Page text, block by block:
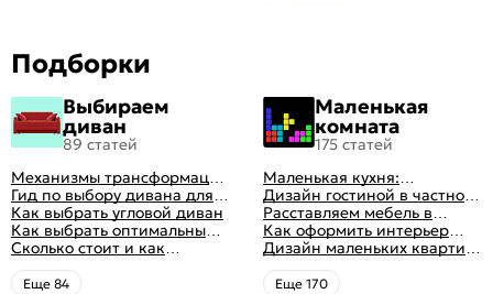
Подборки
Выбираем
диван
89 статей
Механизмы трансформации
диванов: все виды,
особенности, плюсы и
минусы
Гид по выбору дивана для
сна
Как выбрать угловой диван
Как выбрать оптимальный
цвет стен в гостиной: 50
фото и идей оформления
Сколько стоит и как
перетянуть диван
Eще 84
Маленькая
комната
175 статей
Маленькая кухня:
планировка, стили, цвет и
рисунок, реальные фото
Дизайн гостиной в частном
доме: 50 вариантов с фото
Расставляем мебель в
гостиной: главные правила
рациональной планировки
Как оформить интерьер
однокомнатной квартиры:
47 классных идей с фото
Дизайн маленьких квартир:
10 идей для дизайна
интерьера с фото
Eще 170